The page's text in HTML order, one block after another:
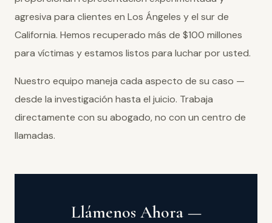
agresiva para clientes en Los Ángeles y el sur de
California. Hemos recuperado más de $100 millones
para víctimas y estamos listos para luchar por usted.
Nuestro equipo maneja cada aspecto de su caso —
desde la investigación hasta el juicio. Trabaja
directamente con su abogado, no con un centro de
llamadas.
Llámenos Ahora —